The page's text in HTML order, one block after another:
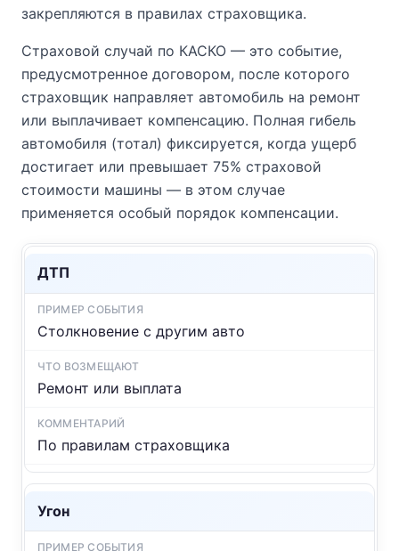
закрепляются в правилах страховщика.
Страховой случай по КАСКО — это событие,
предусмотренное договором, после которого
страховщик направляет автомобиль на ремонт
или выплачивает компенсацию. Полная гибель
автомобиля (тотал) фиксируется, когда ущерб
достигает или превышает 75% страховой
стоимости машины — в этом случае
применяется особый порядок компенсации.
ДТП
Столкновение с другим авто
Ремонт или выплата
По правилам страховщика
Угон